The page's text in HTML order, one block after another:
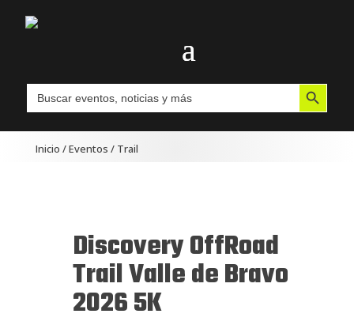
Buscar: Botón de búsqueda
Inicio /Eventos / Trail
Discovery OffRoad
Trail Valle de Bravo
2026 5K